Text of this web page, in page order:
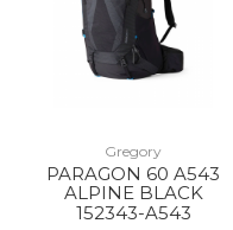
Gregory
PARAGON 60 A543
ALPINE BLACK
152343-A543